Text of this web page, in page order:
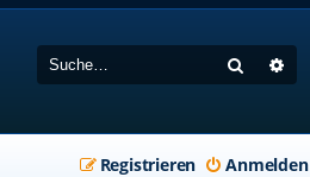
Suche
Anmelden
Registrieren